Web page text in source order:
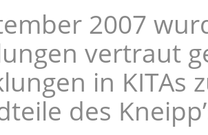
2007
vertraut
in KITAs
des